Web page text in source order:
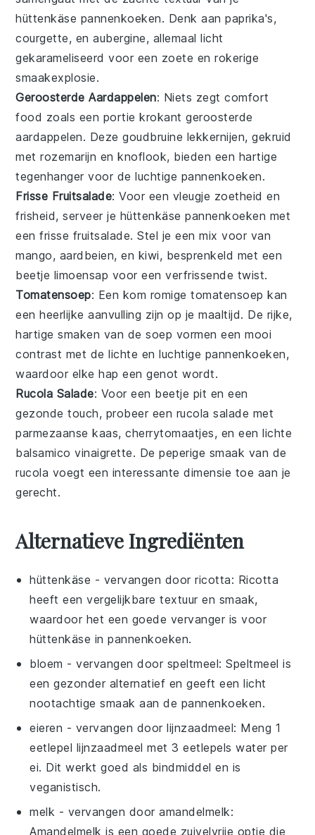
hüttenkäse pannenkoeken. Denk aanpaprika's,
courgette, enaubergine, allemaal licht
gekarameliseerd voor een zoete en rokerige
smaakexplosie.
Geroosterde Aardappelen: Niets zegt comfort
food zoals een portiekrokant geroosterde
aardappelen. Deze goudbruine lekkernijen, gekruid
metrozemarijn enknoflook, bieden een hartige
tegenhanger voor de luchtige pannenkoeken.
Frisse Fruitsalade: Voor een vleugje zoetheid en
frisheid, serveer je hüttenkäse pannenkoeken met
eenfrisse fruitsalade. Stel je een mix voor van
mango, aardbeien, en kiwi, besprenkeld met een
beetje limoensap voor een verfrissende twist.
Tomatensoep: Een kom romige tomatensoep kan
een heerlijke aanvulling zijn op je maaltijd. De rijke,
hartige smaken van de soep vormen een mooi
contrast met de lichte en luchtige pannenkoeken,
waardoor elke hap een genot wordt.
Rucola Salade: Voor een beetje pit en een
gezonde touch, probeer een rucola salade met
parmezaanse kaas,cherrytomaatjes, en een lichte
balsamico vinaigrette. De peperige smaak van de
rucola voegt een interessante dimensie toe aan je
gerecht.
Alternatieve Ingrediënten
hüttenkäse - vervangen doorricotta: Ricotta
heeft een vergelijkbare textuur en smaak,
waardoor het een goede vervanger is voor
hüttenkäse in pannenkoeken.
bloem - vervangen door speltmeel: Speltmeel is
een gezonder alternatief en geeft een licht
nootachtige smaak aan de pannenkoeken.
eieren - vervangen doorlijnzaadmeel: Meng 1
eetlepel lijnzaadmeel met 3 eetlepels water per
ei. Dit werkt goed als bindmiddel en is
veganistisch.
melk - vervangen dooramandelmelk:
Amandelmelk is een goede zuivelvrije optie die